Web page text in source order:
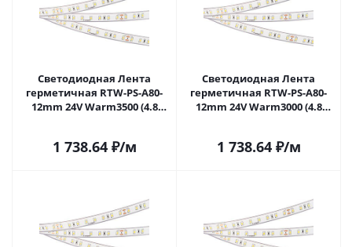
Светодиодная Лента
герметичная RTW-PS-A80-
12mm 24V Warm3500 (4.8
1 738.64₽/м
Светодиодная Лента
герметичная RTW-PS-A80-
12mm 24V Warm3000 (4.8
1 738.64₽/м